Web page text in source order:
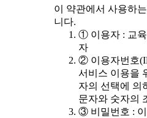
이 약관에서 사용하
니다.
① 이용자 : 교
자
② 이용자번호
서비스 이용을
자의 선택에 의
문자와 숫자의
③ 비밀번호 :